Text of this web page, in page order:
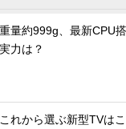
重量約999g、最新CPU
実力は？
これから選ぶ新型TVは